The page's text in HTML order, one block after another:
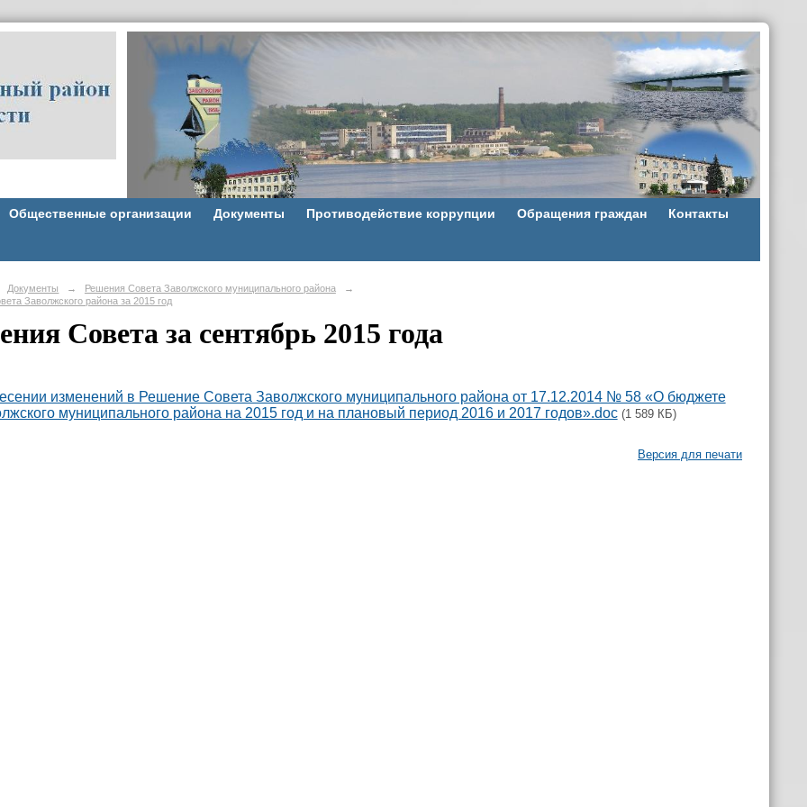
Общественные организации Документы Противодействие коррупции Обращения граждан Контакты
Документы → Решения Совета Заволжского муниципального района
→
Заволжского района за 2015 год
Совета за сентябрь 2015 года
изменений в Решение Совета Заволжского муниципального района от 17.12.2014 № 58 «О бюджете
муниципального района на 2015 год и на плановый период 2016 и 2017 годов».doc (1 589 КБ)
Версия для печати